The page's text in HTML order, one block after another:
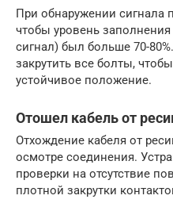
При обнаружении сигнала
чтобы уровень
сигнал) был больше 70-
закрутить все болты,
устойчивое положение.
Отошел кабель от
Отхождение кабеля от
осмотре соединения.
проверки на отсутствие
плотной закрутки